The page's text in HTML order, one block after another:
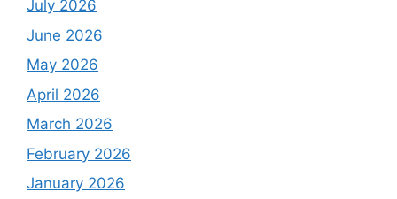
July 2026
June 2026
May 2026
April 2026
March 2026
February 2026
January 2026